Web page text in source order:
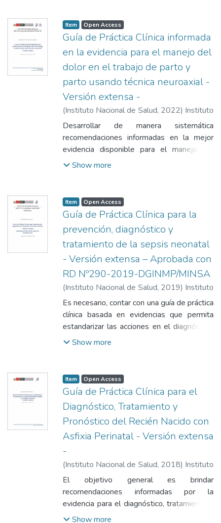
de atención.
Item Open Access
Guía de Práctica Clínica informada
en la evidencia para el manejo del
dolor en el trabajo de parto y
parto usando técnica neuroaxial -
Versión extensa -
(Instituto Nacional de Salud, 2022) Instituto
Nacional de Salud
Desarrollar de manera sistemática
recomendaciones informadas en la mejor
evidencia disponible para el manejo del
dolor durante el trabajo de parto y parto de
satisfacción materna, con la participación de
todo el equipo multidisciplinario
Show more
Item Open Access
Guía de Práctica Clínica para la
prevención, diagnóstico y
tratamiento de la sepsis neonatal
- Versión extensa – Aprobada con
RD Nº290-2019-DGINMP/MINSA
(Instituto Nacional de Salud, 2019) Instituto
Nacional de Salud
Es necesario, contar con una guía de práctica
clínica basada en evidencias que permita
estandarizar las acciones en el diagnóstico,
manejo y prevención de la sepsis neonatal,
decisiones clínicas, por ello el Instituto
Nacional Materno Perinatal impulsó la
realización de la presente guía
conjuntamente con el Instituto Nacional de
Salud.
Show more
Item Open Access
Guía de Práctica Clínica para el
Diagnóstico, Tratamiento y
Pronóstico del Recién Nacido con
Asfixia Perinatal - Versión extensa
-
(Instituto Nacional de Salud, 2018) Instituto
Nacional de Salud
El objetivo general es brindar
recomendaciones informadas por la
evidencia para el diagnóstico, tratamiento y
pronóstico del recién nacido con asfixia
Show more